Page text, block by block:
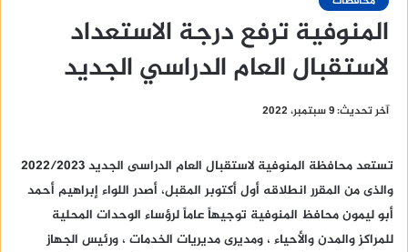
المنوفية ترفع درجة الاستعداد
لاستقبال العام الدراسي الجديد
آخر تحديث: 9 سبتمبر، 2022
تستعد محافظة المنوفية لاستقبال العام الدراسى الجديد 2022/2023
والذى من المقرر انطلاقه أول أكتوبر المقبل، أصدر اللواء إبراهيم أحمد
أبو ليمون محافظ المنوفية توجيهاً عاماً لرؤساء الوحدات المحلية
للمراكز والمدن والأحياء ، ومديرى مديريات الخدمات ، ورئيس الجهاز